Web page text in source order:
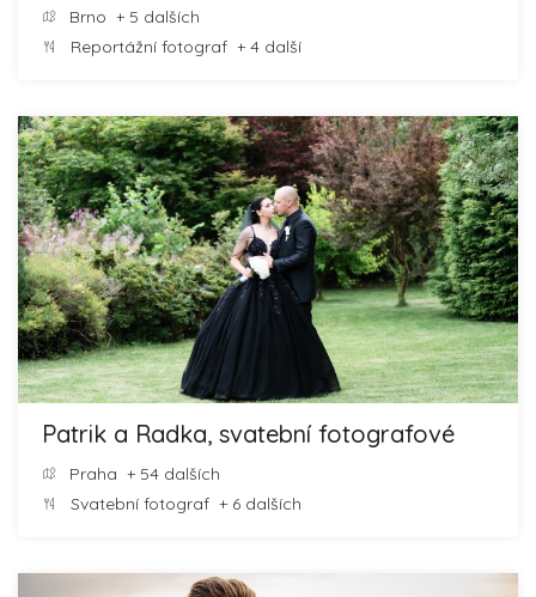
Brno + 5 dalších
Reportážní fotograf + 4 další
Patrik a Radka, svatební fotografové
Praha + 54 dalších
Svatební fotograf + 6 dalších